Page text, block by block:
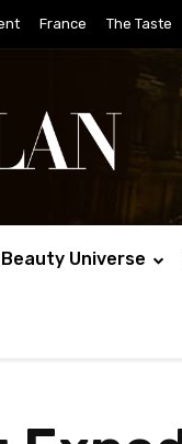
France The Taste
Beauty Universe